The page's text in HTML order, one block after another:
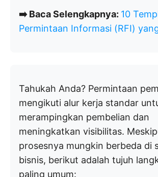
➡️ Baca Selengkapnya: 10
Permintaan Informasi (RFI)
Tahukah Anda? Permintaan
mengikuti alur kerja standar
merampingkan pembelian dan
meningkatkan visibilitas.
prosesnya mungkin berbeda di
bisnis, berikut adalah tujuh
paling umum: